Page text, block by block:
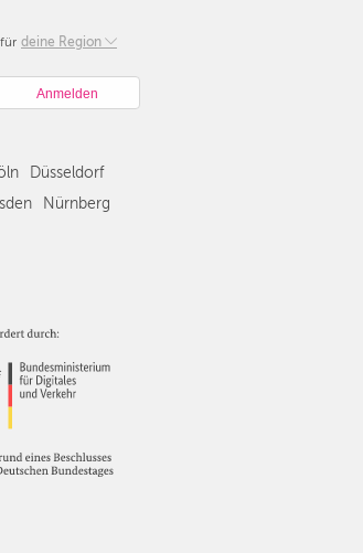
deine Region
Berlin
Hamburg
Düsseldorf
Stuttgart
Nürnberg
Wien
Zürich
Düsseldorf
Nürnberg